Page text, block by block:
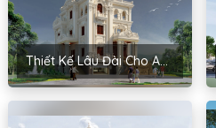
Thiết Kế Lâu Đài Cho Anh Mạnh – Kim Môn, Hải Dương